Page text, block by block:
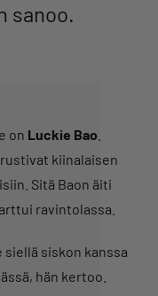
sanoo.
on Luckie Bao
kiinalaisen
Sitä Baon äiti
ravintolassa.
siskon kanssa
hän kertoo.